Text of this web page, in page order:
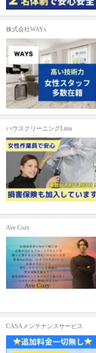
株式会社WAYs
ハウスクリーニングLinis
Ave Cozy
CASAメンテナンスサービス